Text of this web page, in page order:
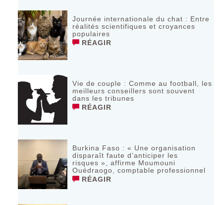
Journée internationale du chat : Entre
réalités scientifiques et croyances
populaires
RÉAGIR
Vie de couple : Comme au football, les
meilleurs conseillers sont souvent
dans les tribunes
RÉAGIR
Burkina Faso : « Une organisation
disparaît faute d’anticiper les
risques », affirme Moumouni
Ouédraogo, comptable professionnel
RÉAGIR